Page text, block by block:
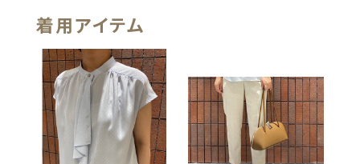
着用アイテム